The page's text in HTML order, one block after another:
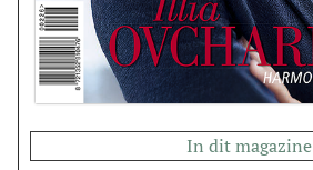
In dit magazine